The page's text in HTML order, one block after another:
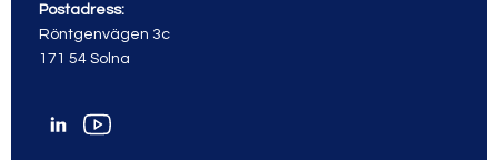
Postadress:
Röntgenvägen 3c
171 54 Solna